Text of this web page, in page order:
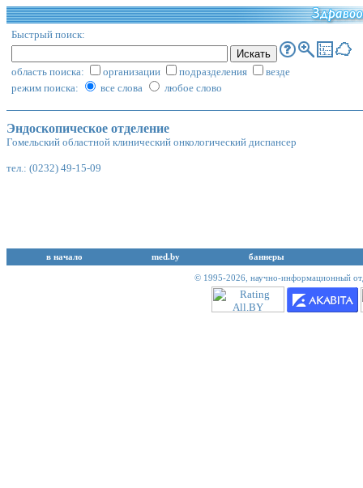
Быстрый поиск:
область поиска: организации подразделения
везде
режим поиска:
все слова любое слово
Эндоскопическое отделение
Гомельский областной клинический онкологический диспансер
тел.: (0232) 49-15-09
в начало med.by баннеры
© 1995-2026, научно-информационный